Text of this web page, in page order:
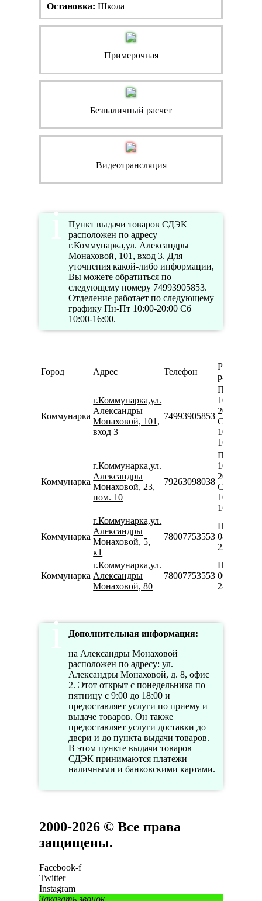
Остановка: Школа
Примерочная
Безналичный расчет
Видеотрансляция
Пункт выдачи товаров СДЭК
расположен по адресу
г.Коммунарка,ул. Александры
Монаховой, 101, вход 3. Для
уточнения какой-либо информации,
Вы можете обратиться по
следующему номеру 74993905853.
Отделение работает по следующему
графику Пн-Пт 10:00-20:00 Сб
10:00-16:00.
Город Адрес Телефон
Режим
работы
Коммунарка
г.Коммунарка,ул.
Александры
Монаховой, 101,
вход 3
74993905853
Пн-Пт
10:00-
20:00
Сб
10:00-
16:00
Коммунарка
г.Коммунарка,ул.
Александры
Монаховой, 23,
пом. 10
79263098038
Пн-Пт
10:00-
20:00
Сб-Вс
10:00-
16:00
Коммунарка
г.Коммунарка,ул.
Александры
Монаховой, 5,
к1
78007753553
Пн-Вс
08:00-
23:00
Коммунарка
г.Коммунарка,ул.
Александры
Монаховой, 80
78007753553
Пн-Вс
00:00-
24:00
Дополнительная информация:
на Александры Монаховой
расположен по адресу: ул.
Александры Монаховой, д. 8, офис
2. Этот открыт с понедельника по
пятницу с 9:00 до 18:00 и
предоставляет услуги по приему и
выдаче товаров. Он также
предоставляет услуги доставки до
двери и до пункта выдачи товаров.
В этом пункте выдачи товаров
СДЭК принимаются платежи
наличными и банковскими картами.
2000-2026 © Все права
защищены.
Facebook-f
Twitter
Instagram
Заказать звонок